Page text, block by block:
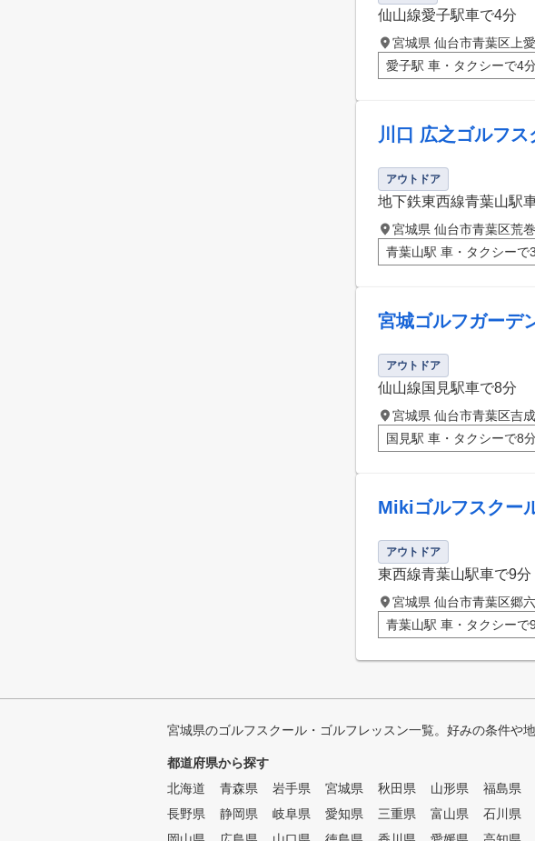
仙山線愛子駅車で4分
宮城県 仙台市青葉区上
愛子駅 車・タクシーで4
川口 広之ゴルフ
アウトドア
地下鉄東西線青葉山駅
宮城県 仙台市青葉区荒
青葉山駅 車・タクシーで
宮城ゴルフガーデ
アウトドア
仙山線国見駅車で8分
宮城県 仙台市青葉区吉
国見駅 車・タクシーで8
Mikiゴルフスクー
アウトドア
東西線青葉山駅車で9分
宮城県 仙台市青葉区郷
青葉山駅 車・タクシーで
宮城県のゴルフスクール・ゴルフレッスン一覧。好みの条件や
都道府県から探す
北海道
青森県 岩手県 宮城県 秋田県 山形県 福島県
長野県
静岡県 岐阜県 愛知県 三重県 富山県 石川県